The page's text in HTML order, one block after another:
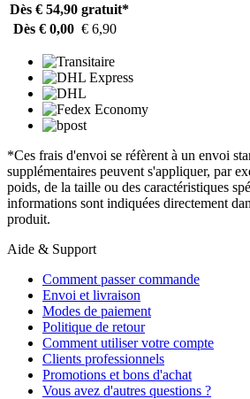
Dès € 54,90 gratuit*
Dès € 0,00 € 6,90
*Ces frais d'envoi se réfèrent à un envoi
supplémentaires peuvent s'appliquer, par
poids, de la taille ou des caractéristiques
informations sont indiquées directement
produit.
Aide & Support
Comment passer commande
Envoi et livraison
Modes de paiement
Politique de retour
Comment utiliser votre compte
Clients professionnels
Promotions et bons d'achat
Vous avez d'autres questions ?